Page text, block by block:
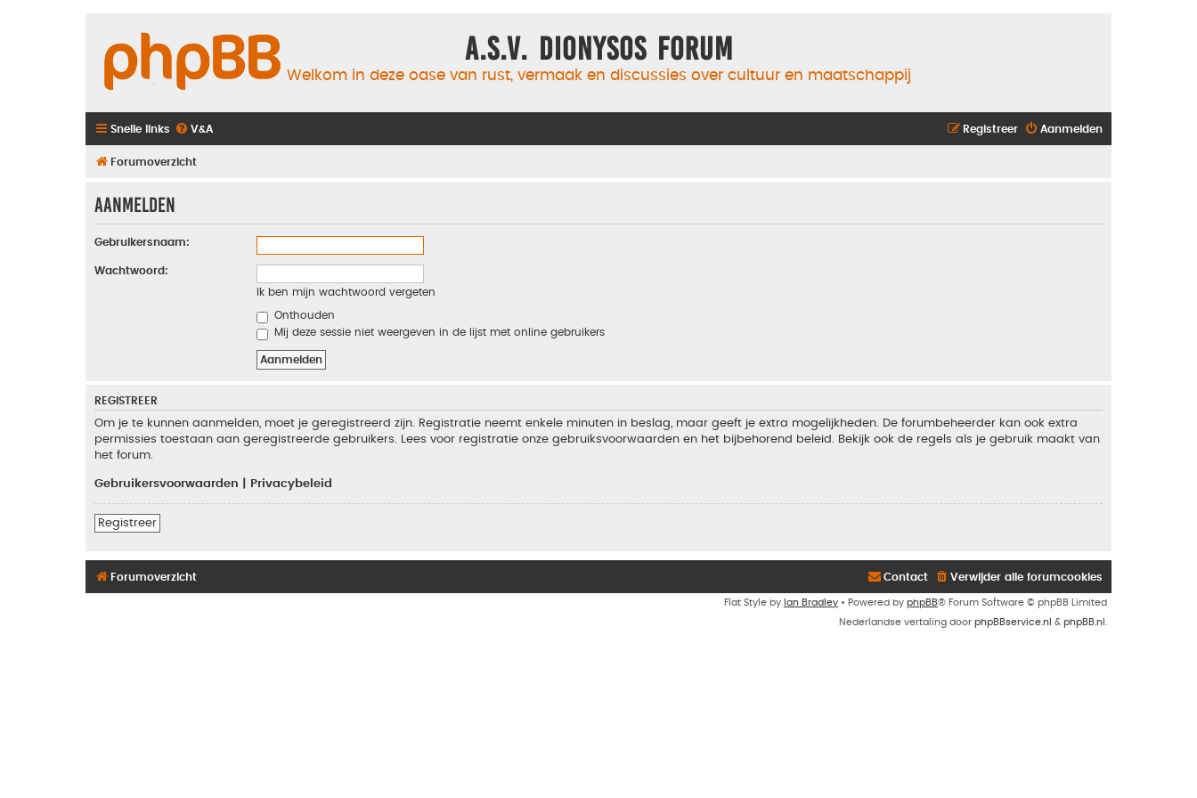
A.S.V. Dionysos Forum
Welkom in deze oase van rust, vermaak en discussies over cultuur en maatschappij
Snelle links V&A Aanmelden
Registreer
Forumoverzicht
Aanmelden
Gebruikersnaam:
Wachtwoord:
Ik ben mijn wachtwoord vergeten
Onthouden
Mij deze sessie niet weergeven in de lijst met online gebruikers
REGISTREER
Om je te kunnen aanmelden, moet je geregistreerd zijn. Registratie neemt enkele minuten in beslag, maar geeft je extra mogelijkheden. De forumbeheerder kan ook extra
permissies toestaan aan geregistreerde gebruikers. Lees voor registratie onze gebruiksvoorwaarden en het bijbehorend beleid. Bekijk ook de regels als je gebruik maakt van
het forum.
Gebruikersvoorwaarden Privacybeleid
Registreer
Forumoverzicht Verwijder alle forumcookies
Contact
Flat Style by Ian Bradley • Powered by phpBB® Forum Software © phpBB Limited
Nederlandse vertaling door phpBBservice.nl & phpBB.nl